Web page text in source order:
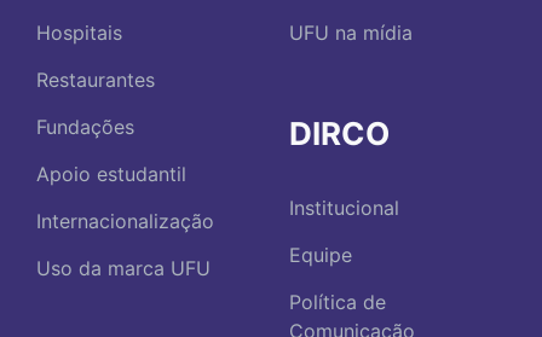
Hospitais
Restaurantes
Fundações
Apoio estudantil
Internacionalização
Uso da marca UFU
UFU na mídia
DIRCO
Institucional
Equipe
Política de
Comunicação